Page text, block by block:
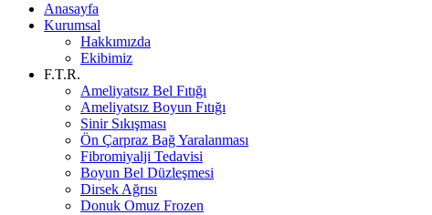
Anasayfa
Kurumsal
Hakkımızda
Ekibimiz
F.T.R.
Ameliyatsız Bel Fıtığı
Ameliyatsız Boyun Fıtığı
Sinir Sıkışması
Ön Çarpraz Bağ Yaralanması
Fibromiyalji Tedavisi
Boyun Bel Düzleşmesi
Dirsek Ağrısı
Donuk Omuz Frozen